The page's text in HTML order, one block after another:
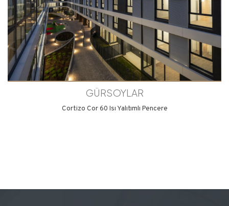
GÜRSOYLAR
Cortizo Cor 60 Isı Yalıtımlı Pencere